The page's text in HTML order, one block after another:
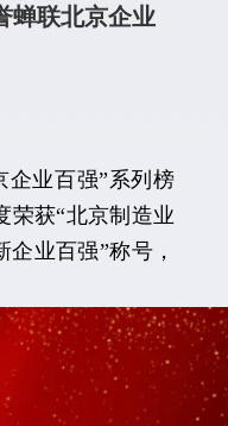
蝉联北京企业
企业百强”系列榜
荣获“北京制造业
业百强”称号，